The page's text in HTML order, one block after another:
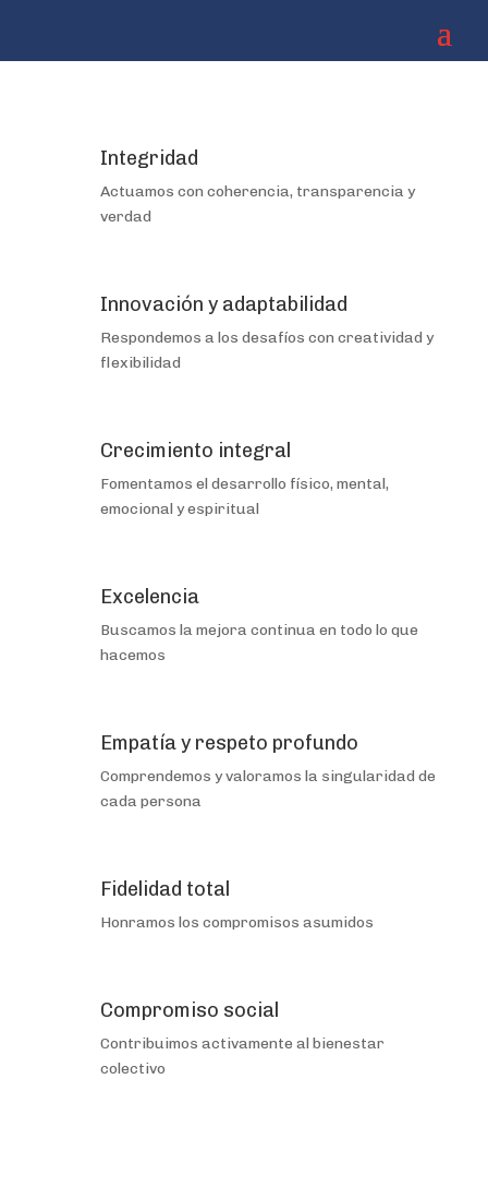
Integridad
Actuamos con coherencia, transparencia y
verdad
Innovación y adaptabilidad
Respondemos a los desafíos con creatividad y
flexibilidad
Crecimiento integral
Fomentamos el desarrollo físico, mental,
emocional y espiritual
Excelencia
Buscamos la mejora continua en todo lo que
hacemos
Empatía y respeto profundo
Comprendemos y valoramos la singularidad de
cada persona
Fidelidad total
Honramos los compromisos asumidos
Compromiso social
Contribuimos activamente al bienestar
colectivo